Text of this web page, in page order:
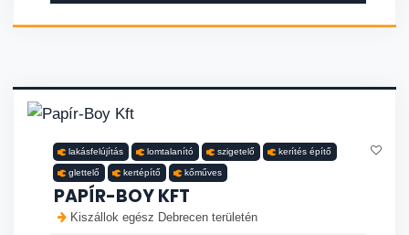
lakásfelújítás lomtalanító szigetelő kerítés építő
glettelő kertépítő kőműves
PAPÍR-BOY KFT
Kiszállok egész Debrecen területén